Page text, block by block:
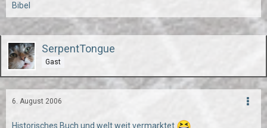
Bibel
SerpentTongue
Gast
6. August 2006
Historisches Buch und welt weit vermarktet